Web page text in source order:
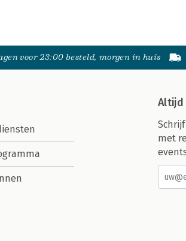
voor 23:00 besteld, morgen in huis
met